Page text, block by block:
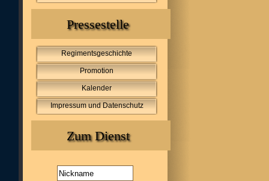
Pressestelle
Regimentsgeschichte
Promotion
Kalender
Impressum und Datenschutz
Zum Dienst